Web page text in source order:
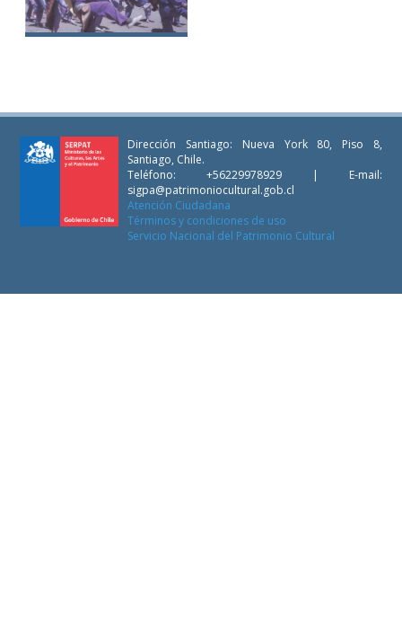
Baile Chino Pescador
Dirección Santiago: Nueva York 80, Piso 8,
Santiago, Chile.
Teléfono: +56229978929 | E-mail:
sigpa@patrimoniocultural.gob.cl
Atención Ciudadana
Términos y condiciones de uso
Servicio Nacional del Patrimonio Cultural